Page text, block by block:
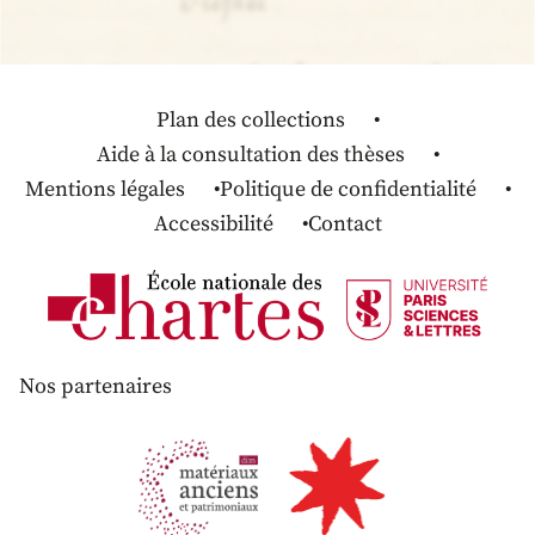
Plan des collections
Aide à la consultation des thèses
Mentions légales
Politique de confidentialité
Accessibilité
Contact
Nos partenaires